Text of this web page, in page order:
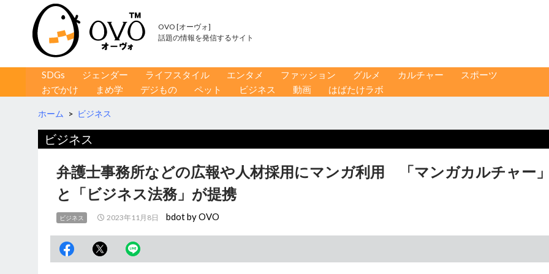
OVO [オーヴォ]
話題の情報を発信するサイト
コンテンツへ移動
SDGs ジェンダー ライフスタイル エンタメ ファッション グルメ カルチャー
スポーツ
おでかけ
まめ学 デジもの ペット ビジネス 動画 はばたけラボ
ホーム > ビジネス
ビジネス
弁護士事務所などの広報や人材採用にマンガ利用 「マンガカルチャー
と「ビジネス法務」が提携
ビジネス 2023年11月8日 bdot by OVO